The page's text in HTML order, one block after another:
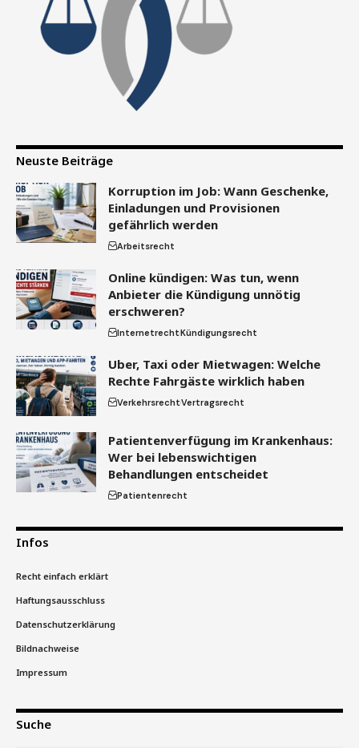
Neuste Beiträge
Korruption im Job: Wann Geschenke,
Einladungen und Provisionen
gefährlich werden
Arbeitsrecht
Online kündigen: Was tun, wenn
Anbieter die Kündigung unnötig
erschweren?
InternetrechtKündigungsrecht
Uber, Taxi oder Mietwagen: Welche
Rechte Fahrgäste wirklich haben
VerkehrsrechtVertragsrecht
Patientenverfügung im Krankenhaus:
Wer bei lebenswichtigen
Behandlungen entscheidet
Patientenrecht
Infos
Recht einfach erklärt
Haftungsausschluss
Datenschutzerklärung
Bildnachweise
Impressum
Suche